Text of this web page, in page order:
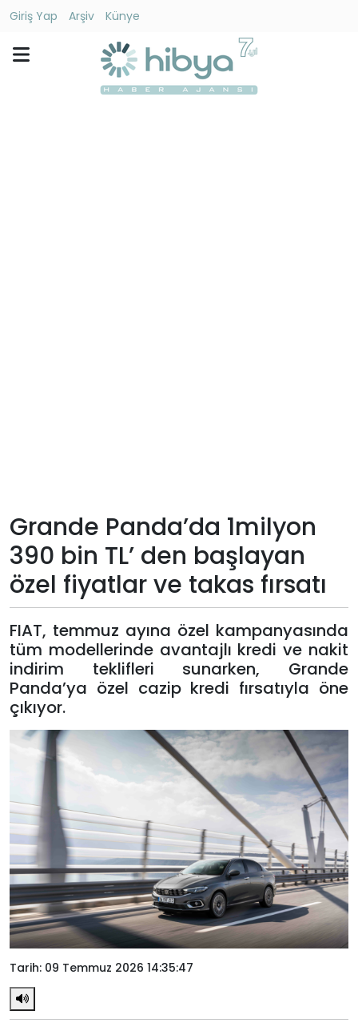
Giriş Yap Arşiv
Künye
Künye
Giriş
Yap
Grande Panda’da 1milyon
390 bin TL’ den başlayan
özel fiyatlar ve takas fırsatı
FIAT, temmuz ayına özel kampanyasında
tüm modellerinde avantajlı kredi ve nakit
indirim teklifleri sunarken, Grande
Panda’ya özel cazip kredi fırsatıyla öne
çıkıyor.
Tarih: 09 Temmuz 2026 14:35:47